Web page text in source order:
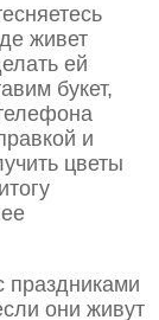
живет
ей
букет,
и
цветы
праздниками
они живут